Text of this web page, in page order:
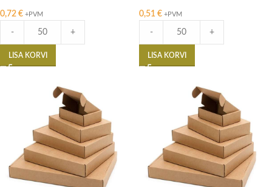
0,72 € +PVM
- +
LISA KORVI
0,51 € +PVM
- +
LISA KORVI